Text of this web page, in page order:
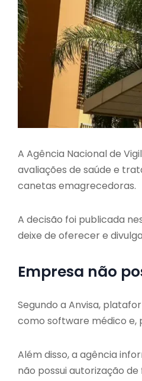
A Agência Nacional de
avaliações de saúde e
canetas emagrecedoras.
A decisão foi publicada
deixe de oferecer e
Empresa não
Segundo a Anvisa,
como software médico e,
Além disso, a agência
não possui autorização